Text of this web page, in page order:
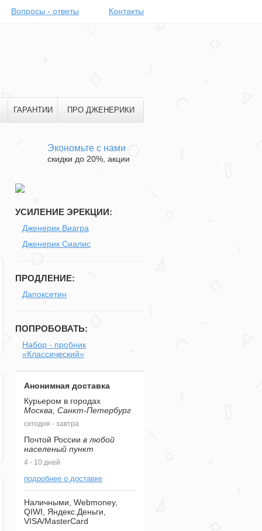
Вопросы - ответы Контакты
ГАРАНТИИ ПРО ДЖЕНЕРИКИ
Экономьте с нами
скидки до 20%, акции
УСИЛЕНИЕ ЭРЕКЦИИ:
Дженерик Виагра
Дженерик Сиалис
ПРОДЛЕНИЕ:
Дапоксетин
ПОПРОБОВАТЬ:
Набор - пробник
«Классический»
Анонимная доставка
Курьером в городах
Москва, Санкт-Петербург
сегодня - завтра
Почтой России в любой
населеный пункт
4 - 10 дней
подробнее о доставке
Наличными, Webmoney,
QIWI, Яндекс.Деньги,
VISA/MasterCard